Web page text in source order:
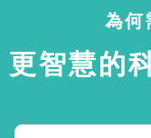
為
更智慧的